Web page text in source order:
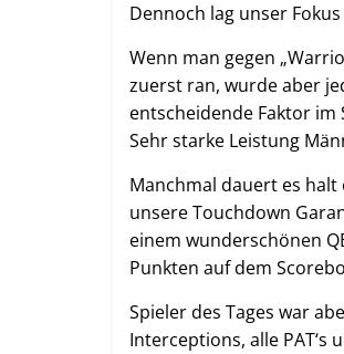
Dennoch lag unser
Wenn man gegen
zuerst ran, wurde aber
entscheidende Faktor im
Sehr starke Leistung
Manchmal dauert es halt
unsere Touchdown
einem wunderschönen
Punkten auf dem
Spieler des Tages war
Interceptions, alle PAT‘s